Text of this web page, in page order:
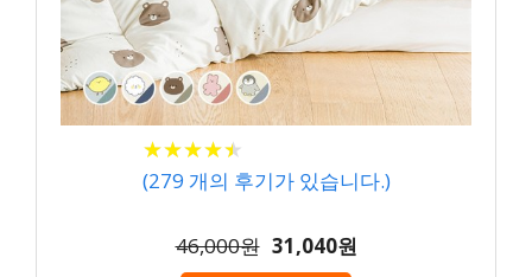
★★★★★
★★★★★
(279 개의 후기가 있습니다.)
46,000원 31,040원